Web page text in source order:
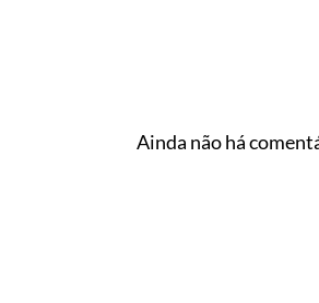
Ainda não há